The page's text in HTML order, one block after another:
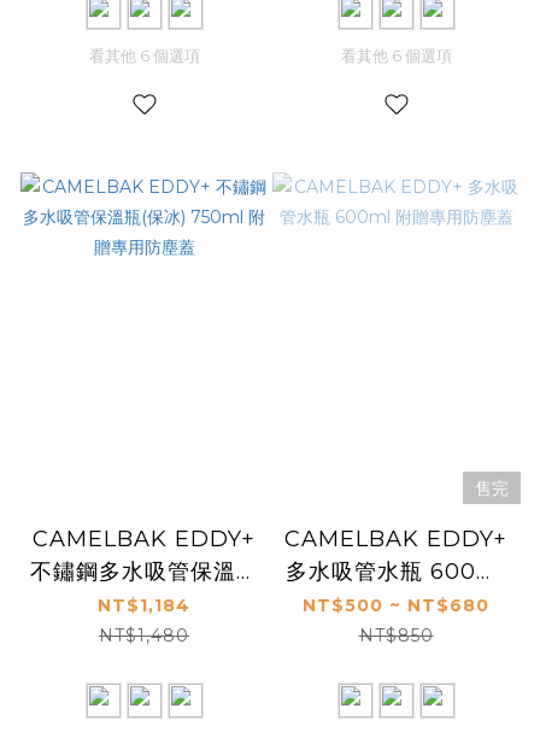
看其他 6 個選項 看其他 6 個選項
CAMELBAK EDDY+
不鏽鋼多水吸管保溫瓶
(保冰) 750ml 附贈專
用防塵蓋
NT$1,184
NT$1,480
售完
CAMELBAK EDDY+
多水吸管水瓶 600ml
附贈專用防塵蓋
NT$500 ~ NT$680
NT$850